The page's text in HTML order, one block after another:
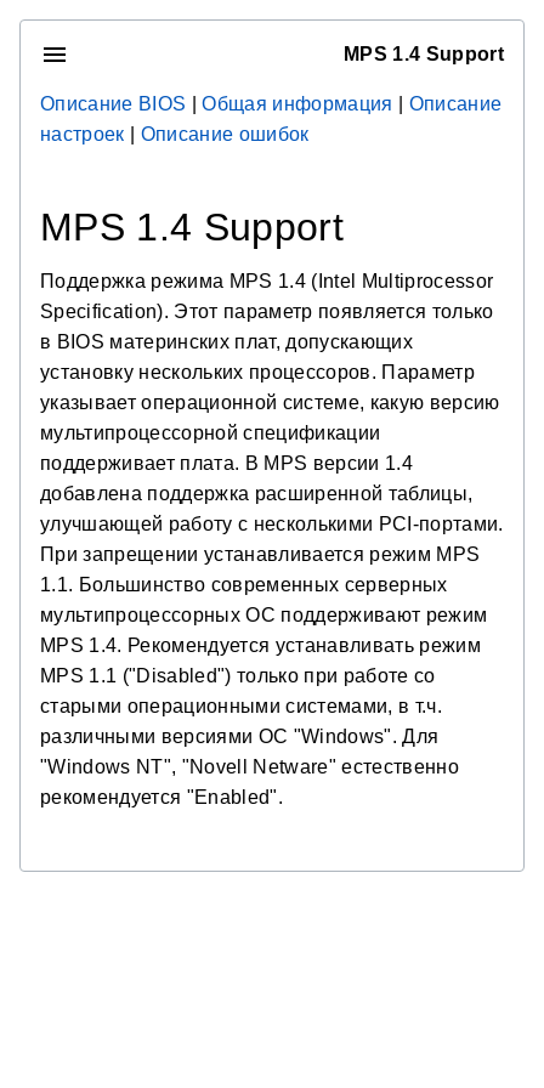
MPS 1.4 Support
Описание BIOS |Общая информация
Описание
настроек
Описание ошибок
MPS 1.4 Support
Поддержка режима MPS 1.4 (Intel Multiprocessor
Specification). Этот параметр появляется только
в BIOS материнских плат, допускающих
установку нескольких процессоров. Параметр
указывает операционной системе, какую версию
мультипроцессорной спецификации
поддерживает плата. В MPS версии 1.4
добавлена поддержка расширенной таблицы,
улучшающей работу с несколькими PCI-портами.
При запрещении устанавливается режим MPS
1.1. Большинство современных серверных
мультипроцессорных ОС поддерживают режим
MPS 1.4. Рекомендуется устанавливать режим
MPS 1.1 ("Disabled") только при работе со
старыми операционными системами, в т.ч.
различными версиями ОС "Windows". Для
"Windows NT", "Novell Netware" естественно
рекомендуется "Enabled".